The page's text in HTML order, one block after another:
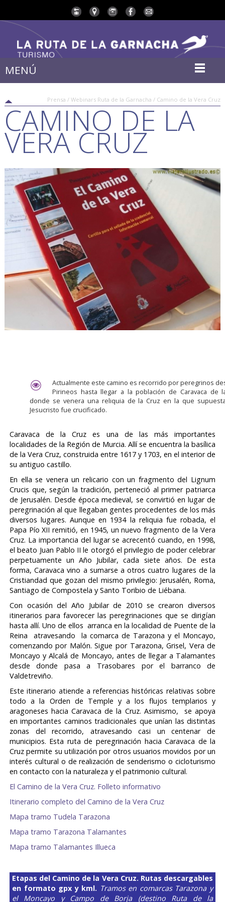
MENÚ
Prensa / Webinars Ruta de la Garnacha / Camino de la Vera Cruz
CAMINO DE LA
VERA CRUZ
Actualmente este camino es recorrido por peregrinos
Pirineos hasta llegar a la población de Caravaca de
donde se venera una reliquia de la Cruz en la que
Jesucristo fue crucificado.
Caravaca de la Cruz es una de las más importantes
localidades de la Región de Murcia. Allí se encuentra la basílica
de la Vera Cruz, construida entre 1617 y 1703, en el interior de
su antiguo castillo.
En ella se venera un relicario con un fragmento del Lignum
Crucis que, según la tradición, perteneció al primer patriarca
de Jerusalén. Desde época medieval, se convirtió en lugar de
peregrinación al que llegaban gentes procedentes de los más
diversos lugares. Aunque en 1934 la reliquia fue robada, el
Papa Pío XII remitió, en 1945, un nuevo fragmento de la Vera
Cruz. La importancia del lugar se acrecentó cuando, en 1998,
el beato Juan Pablo II le otorgó el privilegio de poder celebrar
perpetuamente un Año Jubilar, cada siete años. De esta
forma, Caravaca vino a sumarse a otros cuatro lugares de la
Cristiandad que gozan del mismo privilegio: Jerusalén, Roma,
Santiago de Compostela y Santo Toribio de Liébana.
Con ocasión del Año Jubilar de 2010 se crearon diversos
itinerarios para favorecer las peregrinaciones que se dirigían
hasta allí. Uno de ellos arranca en la localidad de Puente de la
Reina atravesando la comarca de Tarazona y el Moncayo,
comenzando por Malón. Sigue por Tarazona, Grisel, Vera de
Moncayo y Alcalá de Moncayo, antes de llegar a Talamantes
desde donde pasa a Trasobares por el barranco de
Valdetreviño.
Este itinerario atiende a referencias históricas relativas sobre
todo a la Orden de Temple y a los flujos templarios y
aragoneses hacia Caravaca de la Cruz. Asimismo, se apoya
en importantes caminos tradicionales que unían las distintas
zonas del recorrido, atravesando casi un centenar de
municipios. Esta ruta de peregrinación hacia Caravaca de la
Cruz permite su utilización por otros usuarios movidos por un
interés cultural o de realización de senderismo o cicloturismo
en contacto con la naturaleza y el patrimonio cultural.
El Camino de la Vera Cruz. Folleto informativo
Itinerario completo del Camino de la Vera Cruz
Mapa tramo Tudela Tarazona
Mapa tramo Tarazona Talamantes
Mapa tramo Talamantes Illueca
Etapas del Camino de la Vera Cruz. Rutas descargables
en formato gpx y kml. Tramos en comarcas Tarazona y
el Moncayo y Campo de Borja (destino Ruta de la